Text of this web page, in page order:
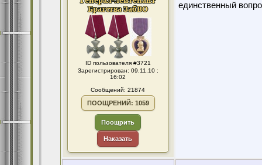
ID пользователя #3721
Зарегистрирован: 09.11.10 :
16:02
Сообщений: 21874
ПООЩРЕНИЙ: 1059
Поощрить
Наказать
единственный